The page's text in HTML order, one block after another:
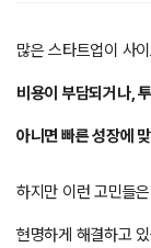
많은 스타트업이 사
비용이 부담되거나,
아니면 빠른 성장에
하지만 이런 고민들
현명하게 해결하고